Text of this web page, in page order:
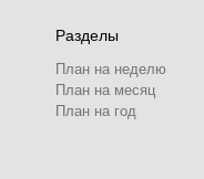
Разделы
План на неделю
План на месяц
План на год